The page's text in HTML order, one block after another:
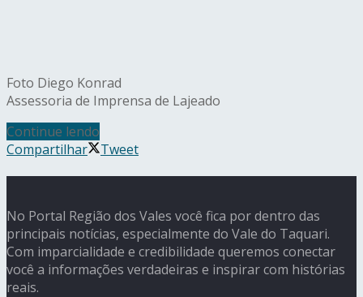
Foto Diego Konrad
Assessoria de Imprensa de Lajeado
Continue lendo
Compartilhar
Tweet
No Portal Região dos Vales você fica por dentro das
principais notícias, especialmente do Vale do Taquari.
Com imparcialidade e credibilidade queremos conectar
você a informações verdadeiras e inspirar com histórias
reais.